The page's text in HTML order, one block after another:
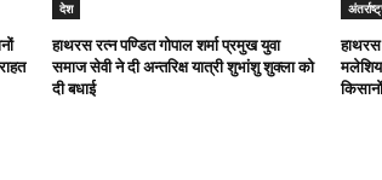
देश
हाथरस रत्न पण्डित गोपाल शर्मा प्रमुख युवा
समाज सेवी ने दी अन्तरिक्ष यात्री शुभांशु शुक्ला को
दी बधाई